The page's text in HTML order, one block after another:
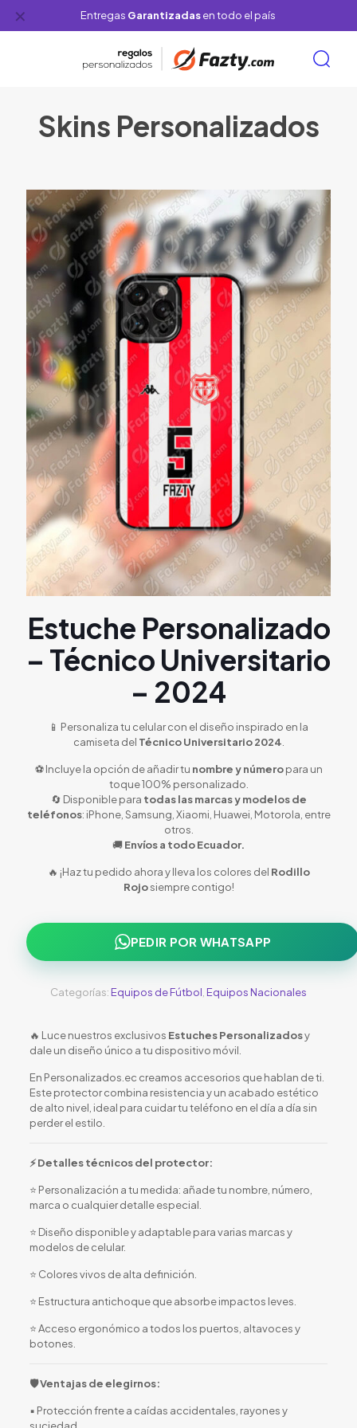
Entregas Garantizadasen todo el país
✕
Skins Personalizados
Estuche Personalizado
– Técnico Universitario
– 2024
📱 Personaliza tu celular con el diseño inspirado en la
camiseta del Técnico Universitario2024
⚽ Incluye la opción de añadir tu nombre y númeropara un
toque 100% personalizado.
🔄 Disponible para todas las marcas y modelos de
teléfonos: iPhone, Samsung, Xiaomi, Huawei, Motorola, entre
otros.
🚚Envíos a todo Ecuador.
🔥 ¡Haz tu pedido ahora y lleva los colores del Rodillo
Rojosiempre contigo!
PEDIR POR WHATSAPP
Categorías: Equipos de Fútbol Equipos Nacionales
🔥 Luce nuestros exclusivos Estuches Personalizadosy
dale un diseño único a tu dispositivo móvil.
En Personalizados.ec creamos accesorios que hablan de ti.
Este protector combina resistencia y un acabado estético
de alto nivel, ideal para cuidar tu teléfono en el día a día sin
perder el estilo.
⚡ Detalles técnicos del protector:
⭐ Personalización a tu medida: añade tu nombre, número,
marca o cualquier detalle especial.
⭐ Diseño disponible y adaptable para varias marcas y
modelos de celular.
⭐ Colores vivos de alta definición.
⭐ Estructura antichoque que absorbe impactos leves.
⭐ Acceso ergonómico a todos los puertos, altavoces y
botones.
🛡️ Ventajas de elegirnos:
▪️ Protección frente a caídas accidentales, rayones y
suciedad.